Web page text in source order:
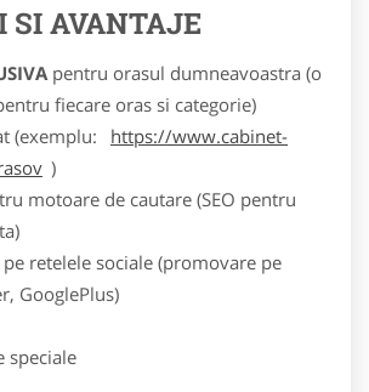
SI AVANTAJE
pentru orasul dumneavoastra (o
fiecare oras si categorie)
(exemplu:
https://www.cabinet-
)
motoare de cautare (SEO pentru
retelele sociale (promovare pe
GooglePlus)
speciale